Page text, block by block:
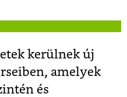
kerülnek új
amelyek
és